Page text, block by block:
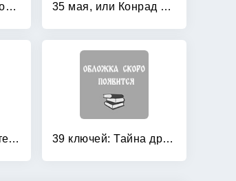
20 тысяч лье под водой: Кругосветное путешествие в морских глубинах 35 мая, или Конрад скачет верхом в Океанию
39 ключей: Похититель мечей 39 ключей: Тайна древней гробницы